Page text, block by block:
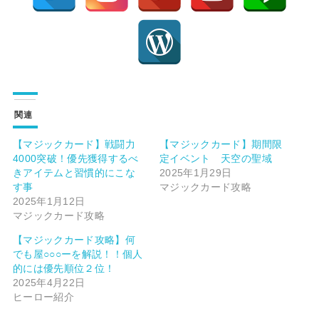
関連
【マジックカード】戦闘力
4000突破！優先獲得するべ
きアイテムと習慣的にこな
す事
2025年1月12日
マジックカード攻略
【マジックカード】期間限
定イベント 天空の聖域
2025年1月29日
マジックカード攻略
【マジックカード攻略】何
でも屋○○○ーを解説！！個人
的には優先順位２位！
2025年4月22日
ヒーロー紹介